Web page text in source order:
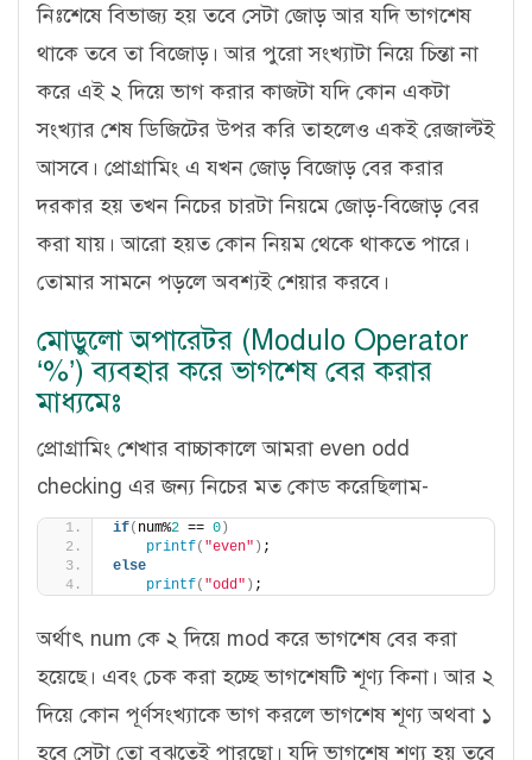
নিঃশেষে বিভাজ্য হয় তবে সেটা জোড় আর যদি ভাগশেষ
থাকে তবে তা বিজোড়। আর পুরো সংখ্যাটা নিয়ে চিন্তা না
করে এই ২ দিয়ে ভাগ করার কাজটা যদি কোন একটা
সংখ্যার শেষ ডিজিটের উপর করি তাহলেও একই রেজাল্টই
আসবে। প্রোগ্রামিং এ যখন জোড় বিজোড় বের করার
দরকার হয় তখন নিচের চারটা নিয়মে জোড়-বিজোড় বের
করা যায়। আরো হয়ত কোন নিয়ম থেকে থাকতে পারে।
তোমার সামনে পড়লে অবশ্যই শেয়ার করবে।
মোডুলো অপারেটর (Modulo Operator
‘%’) ব্যবহার করে ভাগশেষ বের করার
মাধ্যমেঃ
প্রোগ্রামিং শেখার বাচ্চাকালে আমরা even odd
checking এর জন্য নিচের মত কোড করেছিলাম-
if( num%2 == 0 )
printf( "even" ) ;
else
printf( "odd" ) ;
অর্থাৎ num কে ২ দিয়ে mod করে ভাগশেষ বের করা
হয়েছে। এবং চেক করা হচ্ছে ভাগশেষটি শূণ্য কিনা। আর ২
দিয়ে কোন পূর্ণসংখ্যাকে ভাগ করলে ভাগশেষ শূণ্য অথবা ১
হবে সেটা তো বুঝতেই পারছো। যদি ভাগশেষ শূণ্য হয় তবে